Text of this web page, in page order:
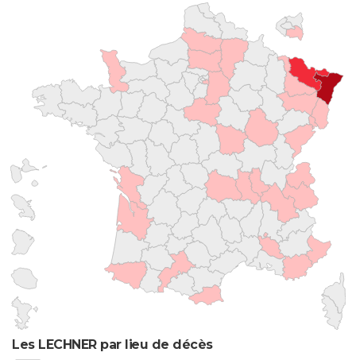
Les LECHNER par lieu de décès